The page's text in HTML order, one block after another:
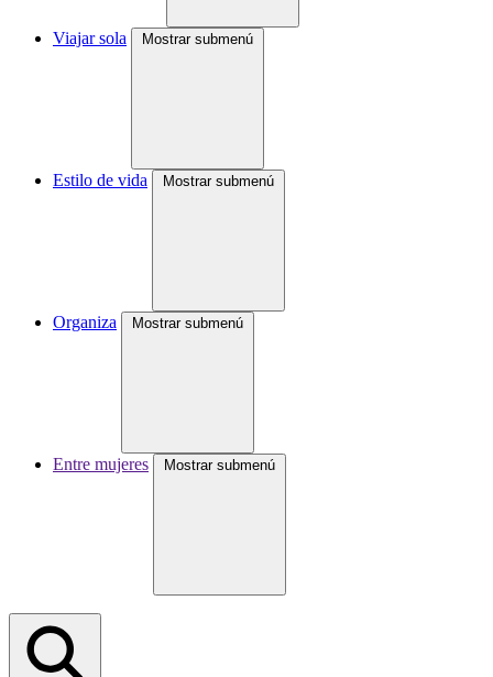
Viajar sola Mostrar submenú
Estilo de vida Mostrar submenú
Organiza Mostrar submenú
Entre mujeres Mostrar submenú